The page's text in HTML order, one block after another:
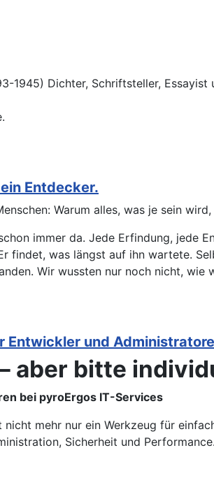
1945) Dichter, Schriftsteller, Essayist
Entdecker.
Warum alles, was je sein
immer da. Jede Erfindung, jede
findet, was längst auf ihn wartete.
Wir wussten nur noch nicht, wie
Entwickler und
aber bitte
bei pyroErgos IT-Services
nicht mehr nur ein Werkzeug für
Sicherheit und